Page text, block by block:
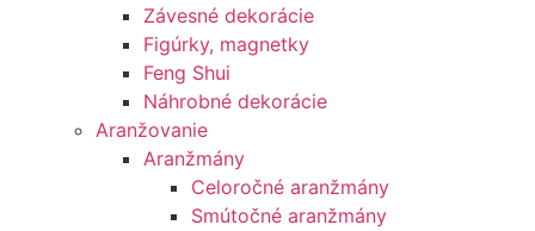
Závesné dekorácie
Figúrky, magnetky
Feng Shui
Náhrobné dekorácie
Aranžovanie
Aranžmány
Celoročné aranžmány
Smútočné aranžmány